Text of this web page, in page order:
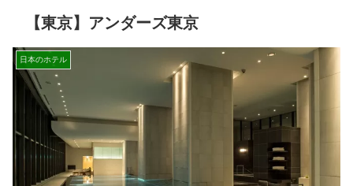
【東京】アンダーズ東京
日本のホテル